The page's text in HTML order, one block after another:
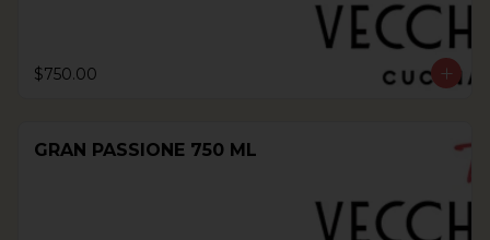
$750.00
GRAN PASSIONE 750 ML